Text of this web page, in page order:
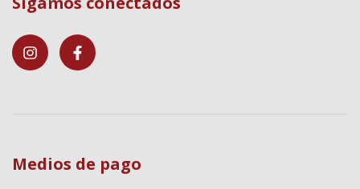
Medios de pago